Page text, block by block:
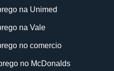
na Unimed
na Vale
no comercio
no McDonalds